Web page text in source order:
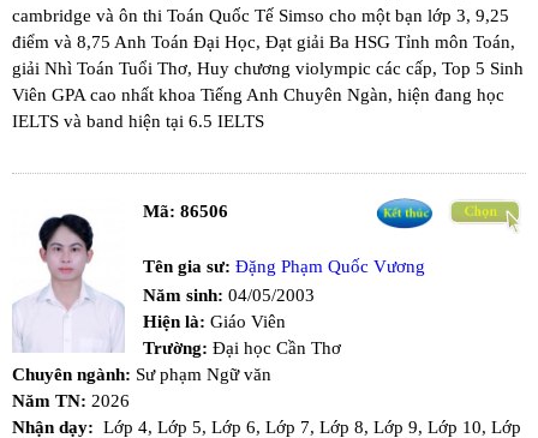
cambridge và ôn thi Toán Quốc Tế Simso cho một bạn lớp 3, 9,25
điểm và 8,75 Anh Toán Đại Học, Đạt giải Ba HSG Tỉnh môn Toán,
giải Nhì Toán Tuổi Thơ, Huy chương violympic các cấp, Top 5 Sinh
Viên GPA cao nhất khoa Tiếng Anh Chuyên Ngàn, hiện đang học
IELTS và band hiện tại 6.5 IELTS
Mã: 86506
Tên gia sư: Đặng Phạm Quốc Vương
Năm sinh: 04/05/2003
Hiện là: Giáo Viên
Trường: Đại học Cần Thơ
Chuyên ngành: Sư phạm Ngữ văn
Năm TN: 2026
Nhận dạy: Lớp 4, Lớp 5, Lớp 6, Lớp 7, Lớp 8, Lớp 9, Lớp 10, Lớp